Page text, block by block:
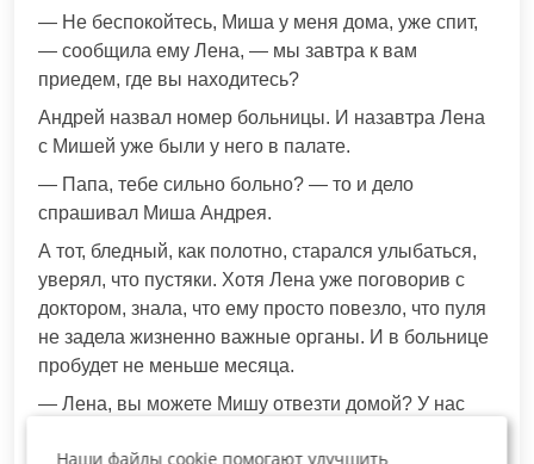
— Не беспокойтесь, Миша у меня дома, уже спит,
— сообщила ему Лена, — мы завтра к вам
приедем, где вы находитесь?
Андрей назвал номер больницы. И назавтра Лена
с Мишей уже были у него в палате.
— Папа, тебе сильно больно? — то и дело
спрашивал Миша Андрея.
А тот, бледный, как полотно, старался улыбаться,
уверял, что пустяки. Хотя Лена уже поговорив с
доктором, знала, что ему просто повезло, что пуля
не задела жизненно важные органы. И в больнице
пробудет не меньше месяца.
— Лена, вы можете Мишу отвезти домой? У нас
Наши файлы cookie помогают улучшить